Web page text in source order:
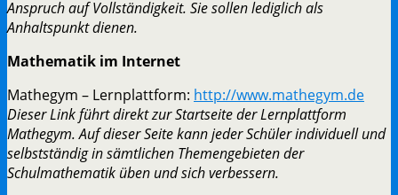
Anspruch auf Vollständigkeit. Sie sollen lediglich als
Anhaltspunkt dienen.
Mathematik im Internet
Mathegym – Lernplattform: http://www.mathegym.de
Dieser Link führt direkt zur Startseite der Lernplattform
Mathegym. Auf dieser Seite kann jeder Schüler individuell und
selbstständig in sämtlichen Themengebieten der
Schulmathematik üben und sich verbessern.